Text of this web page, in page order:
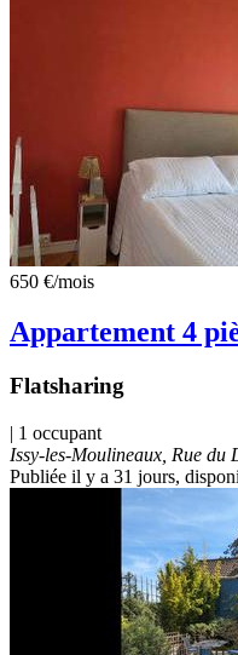
650 €/mois
Appartement 4
Flatsharing
| 1 occupant
Issy-les-Moulineaux, Rue du
Publiée il y a 31 jours,